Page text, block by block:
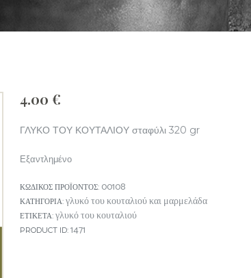
4.00 €
ΓΛΥΚΟ ΤΟΥ ΚΟΥΤΑΛΙΟΥ σταφύλι 320 gr
Εξαντλημένο
ΚΩΔΙΚΌΣ ΠΡΟΪΌΝΤΟΣ: 00108
ΚΑΤΗΓΟΡΊΑ: γλυκό του κουταλιού και μαρμελάδα
ΕΤΙΚΈΤΑ: γλυκό του κουταλιού
PRODUCT ID: 1471